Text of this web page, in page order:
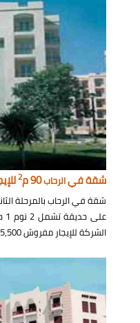
شقة فيالرحاب90 م 2
شقة في الرحاب بالمرحلة
الشركة للإيجار مفروش 5,500 جنيه